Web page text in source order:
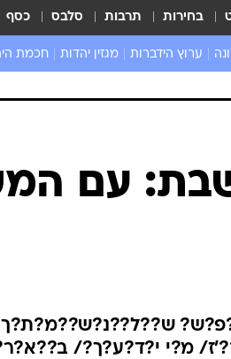
בחירות תרבות סלבס כסף
ערוץ הידברות מגזין יהדות חכמת
עם
מ?י י?ד?ע?ך?/